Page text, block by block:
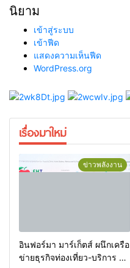
นิยาม
เข้าสู่ระบบ
เข้าฟีด
แสดงความเห็นฟีด
WordPress.org
เรื่องมาใหม่
ข่าวพลังงาน
อินฟอร์มา มาร์เก็ตส์ ผนึกเครือ
ข่ายธุรกิจท่องเที่ยว-บริการ จัด